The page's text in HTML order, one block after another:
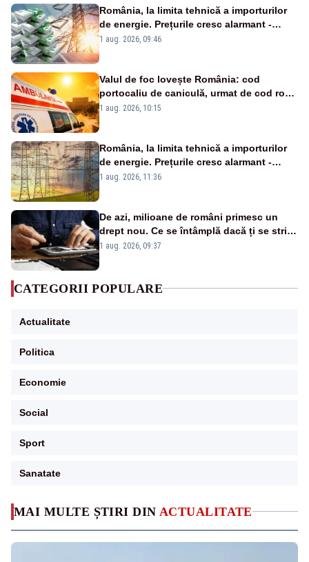
MAI MULTE ȘTIRI DIN ACTUALITATE
România, la limita tehnică a importurilor
de energie. Prețurile cresc alarmant -
Analiză Realitatea Plus
1 aug. 2026, 09:46
Valul de foc lovește România: cod
portocaliu de caniculă, urmat de cod roșu
duminică. Temperaturile urcă spre 40°C
1 aug. 2026, 10:15
România, la limita tehnică a importurilor
de energie. Prețurile cresc alarmant -
Analiză Realitatea Plus
1 aug. 2026, 11:36
De azi, milioane de români primesc un
drept nou. Ce se întâmplă dacă ți se strică
un produs
1 aug. 2026, 09:37
CATEGORII POPULARE
Actualitate
Politica
Economie
Social
Sport
Sanatate